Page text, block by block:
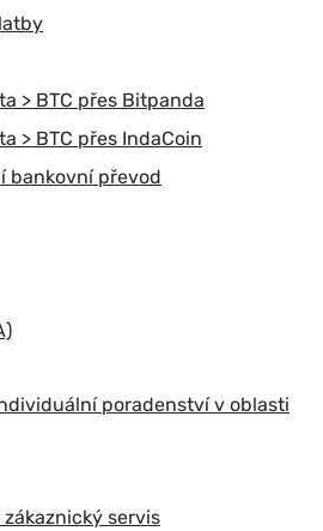
> BTC přes Bitpanda
> BTC přes IndaCoin
bankovní převod
poradenství v oblasti
servis